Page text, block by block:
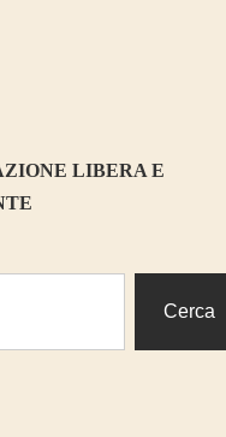
LIBERA E
Cerca